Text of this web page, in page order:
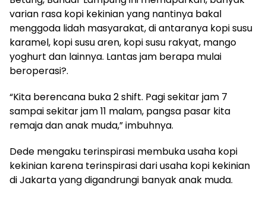
varian rasa kopi kekinian yang nantinya bakal
menggoda lidah masyarakat, di antaranya kopi susu
karamel, kopi susu aren, kopi susu rakyat, mango
yoghurt dan lainnya. Lantas jam berapa mulai
beroperasi?.
“Kita berencana buka 2 shift. Pagi sekitar jam 7
sampai sekitar jam 11 malam, pangsa pasar kita
remaja dan anak muda,” imbuhnya.
Dede mengaku terinspirasi membuka usaha kopi
kekinian karena terinspirasi dari usaha kopi kekinian
di Jakarta yang digandrungi banyak anak muda.